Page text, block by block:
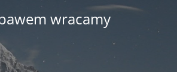
wracamy